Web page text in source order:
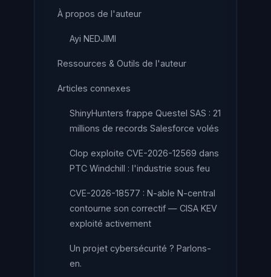
À propos de l'auteur
Ayi NEDJIMI
Ressources & Outils de l'auteur
Articles connexes
ShinyHunters frappe Questel SAS : 21
millions de records Salesforce volés
Clop exploite CVE-2026-12569 dans
PTC Windchill : l'industrie sous feu
CVE-2026-18577 : N-able N-central
contourne son correctif — CISA KEV
exploité activement
Un projet cybersécurité ? Parlons-
en.